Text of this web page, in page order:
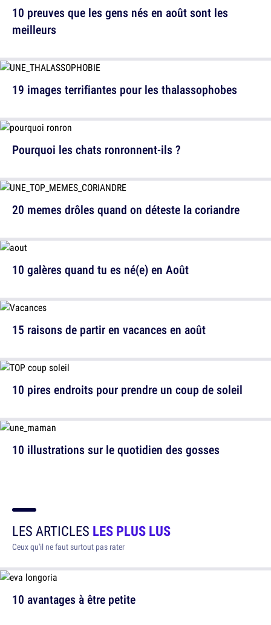
10 preuves que les gens nés en août sont les
meilleurs
Pourquoi les chats ronronnent-ils ?
10 galères quand tu es né(e) en Août
10 pires endroits pour prendre un coup de soleil
19 images terrifiantes pour les thalassophobes
20 memes drôles quand on déteste la coriandre
15 raisons de partir en vacances en août
10 illustrations sur le quotidien des gosses
LES ARTICLES LES PLUS LUS
Ceux qu'il ne faut surtout pas rater
10 avantages à être petite